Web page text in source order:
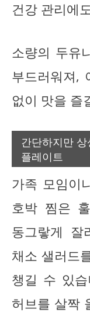
건강 관리에
소량의 두유
부드러워져,
없이 맛을 즐
간단하지만
플레이트
가족 모임이
호박 찜은
동그랗게 잘
채소 샐러드
챙길 수 있
허브를 살짝